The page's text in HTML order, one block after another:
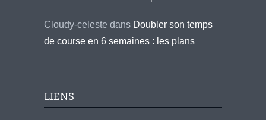
Cloudy-celeste dans Doubler son temps
de course en 6 semaines : les plans
LIENS